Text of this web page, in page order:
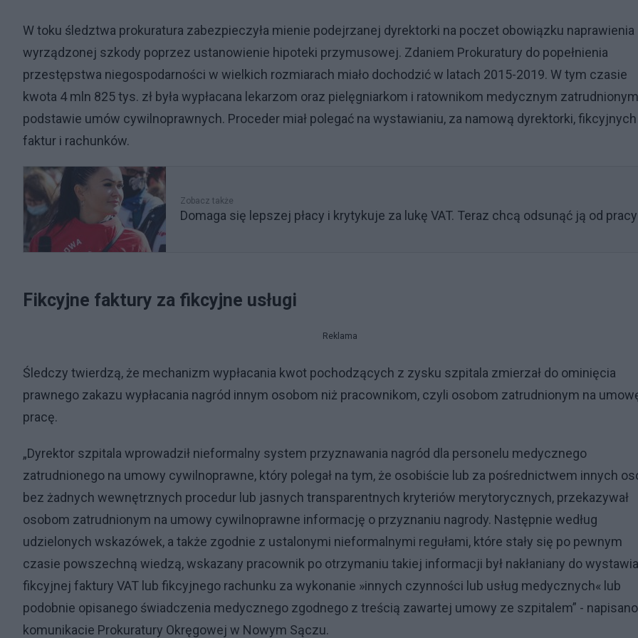
W toku śledztwa prokuratura zabezpieczyła mienie podejrzanej dyrektorki na poczet obowiązku naprawienia
wyrządzonej szkody poprzez ustanowienie hipoteki przymusowej. Zdaniem Prokuratury do popełnienia
przestępstwa niegospodarności w wielkich rozmiarach miało dochodzić w latach 2015-2019. W tym czasie
kwota 4 mln 825 tys. zł była wypłacana lekarzom oraz pielęgniarkom i ratownikom medycznym
podstawie umów cywilnoprawnych. Proceder miał polegać na wystawianiu, za namową dyrektorki, fikcyjnych
faktur i rachunków.
Zobacz także
Domaga się lepszej płacy i krytykuje za lukę VAT. Teraz chcą odsunąć ją od pracy
Fikcyjne faktury za fikcyjne usługi
Reklama
Śledczy twierdzą, że mechanizm wypłacania kwot pochodzących z zysku szpitala zmierzał do ominięcia
prawnego zakazu wypłacania nagród innym osobom niż pracownikom, czyli osobom zatrudnionym na
pracę.
„Dyrektor szpitala wprowadził nieformalny system przyznawania nagród dla personelu medycznego
zatrudnionego na umowy cywilnoprawne, który polegał na tym, że osobiście lub za pośrednictwem innych
bez żadnych wewnętrznych procedur lub jasnych transparentnych kryteriów merytorycznych, przekazywał
osobom zatrudnionym na umowy cywilnoprawne informację o przyznaniu nagrody. Następnie według
udzielonych wskazówek, a także zgodnie z ustalonymi nieformalnymi regułami, które stały się po pewnym
czasie powszechną wiedzą, wskazany pracownik po otrzymaniu takiej informacji był nakłaniany do
fikcyjnej faktury VAT lub fikcyjnego rachunku za wykonanie »innych czynności lub usług medycznych« lub
podobnie opisanego świadczenia medycznego zgodnego z treścią zawartej umowy ze szpitalem” -
komunikacie Prokuratury Okręgowej w Nowym Sączu.